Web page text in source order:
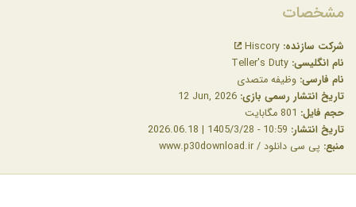
مشخصات
شرکت سازنده:
نام انگلیسی:
نام فارسی: وظیفه متصدی
تاریخ انتشار رسمی بازی:
حجم فایل:
تاریخ انتشار:
منبع: پی سی دانلود / www.p30download.ir